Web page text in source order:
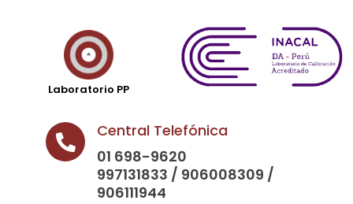
Laboratorio PP
Central Telefónica
01 698-9620
997131833 / 906008309 /
906111944